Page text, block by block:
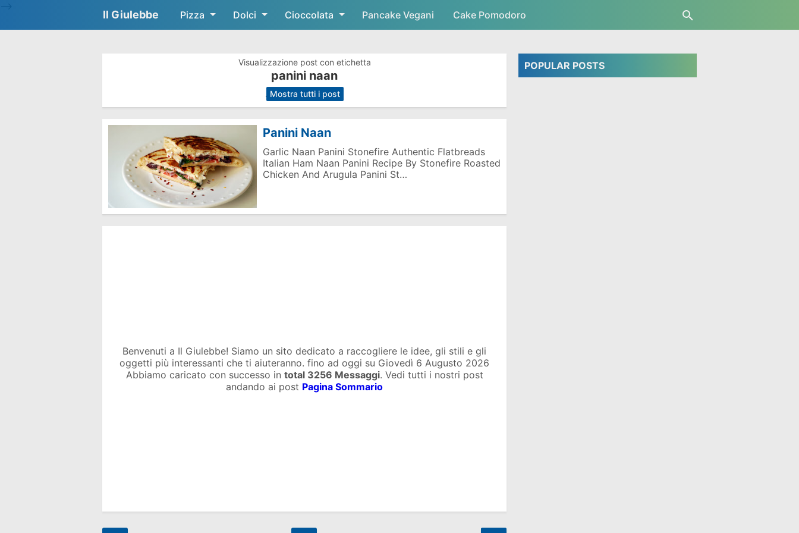
Skip to main content
Il Giulebbe Pizza Dolci Cioccolata Pancake Vegani Cake Pomodoro
Visualizzazione post con etichetta
panini naan
. Mostra tutti i post
Panini Naan
Garlic Naan Panini Stonefire Authentic Flatbreads
Italian Ham Naan Panini Recipe By Stonefire Roasted
Chicken And Arugula Panini St…
Benvenuti a Il Giulebbe! Siamo un sito dedicato a raccogliere le idee, gli stili e gli
oggetti più interessanti che ti aiuteranno. fino ad oggi su Giovedì 6 Augusto 2026
Abbiamo caricato con successo in total 3256 Messaggi. Vedi tutti i nostri post
andando ai post Pagina Sommario
POPULAR POSTS